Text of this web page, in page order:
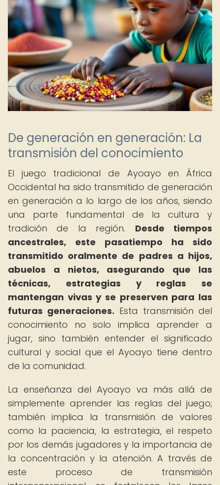
De generación en generación: La
transmisión del conocimiento
El juego tradicional de Ayoayo en África
Occidental ha sido transmitido de generación
en generación a lo largo de los años, siendo
una parte fundamental de la cultura y
tradición de la región. Desde tiempos
ancestrales, este pasatiempo ha sido
transmitido oralmente de padres a hijos,
abuelos a nietos, asegurando que las
técnicas, estrategias y reglas se
mantengan vivas y se preserven para las
futuras generaciones. Esta transmisión del
conocimiento no solo implica aprender a
jugar, sino también entender el significado
cultural y social que el Ayoayo tiene dentro
de la comunidad.
La enseñanza del Ayoayo va más allá de
simplemente aprender las reglas del juego;
también implica la transmisión de valores
como la paciencia, la estrategia, el respeto
por los demás jugadores y la importancia de
la concentración y la atención. A través de
este proceso de transmisión